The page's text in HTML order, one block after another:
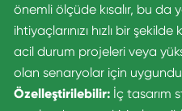
önemli ölçüde kısalır, bu da
ihtiyaçlarınızı hızlı bir
acil durum projeleri veya
olan senaryolar için
Özelleştirilebilir: İç tasarım